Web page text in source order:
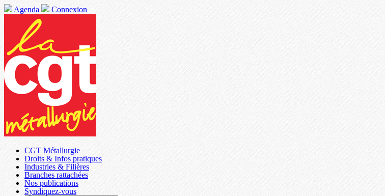
Agenda Connexion
CGT Métallurgie
Droits & Infos pratiques
Industries & Filières
Branches rattachées
Nos publications
Syndiquez-vous